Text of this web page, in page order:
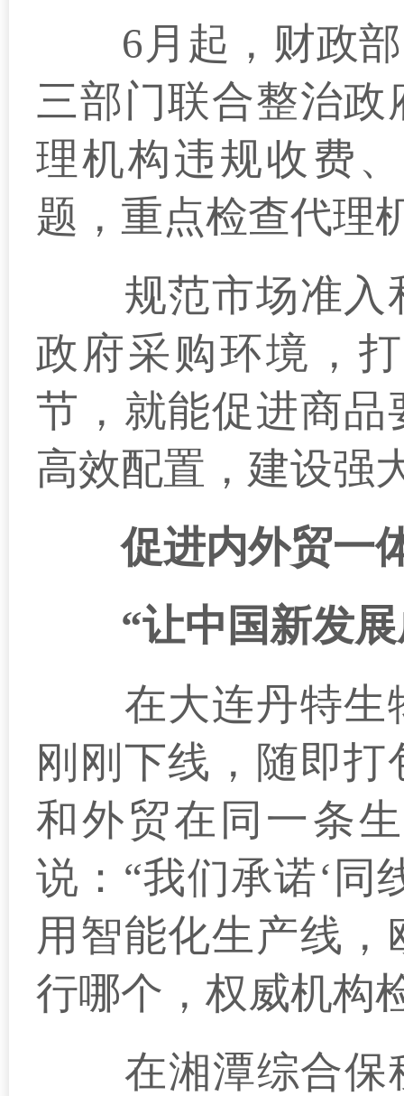
6月起，财政部
三部门联合整治
理机构违规收费
题，重点检查代理
规范市场准入
政府采购环境，
节，就能促进商
高效配置，建设强
促进内外贸
“让中国新发展
在大连丹特生
刚刚下线，随即
和外贸在同一条
说：“我们承诺‘同
用智能化生产线
行哪个，权威机构
在湘潭综合保税